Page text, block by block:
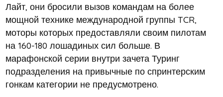
Лайт, они бросили вызов командам на более
мощной технике международной группы TCR,
моторы которых предоставляли своим пилотам
на 160-180 лошадиных сил больше. В
марафонской серии внутри зачета Туринг
подразделения на привычные по спринтерским
гонкам категории не предусмотрено.